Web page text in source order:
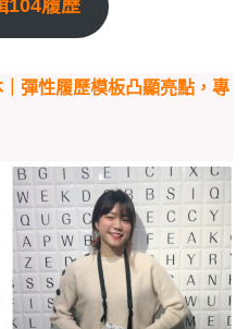
104履歷
彈性履歷模板凸顯亮點，專